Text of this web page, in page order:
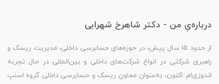
درباره‌یِ من - دکتر شاهرخ شهرابی
از حدود 15 سال پیش، در حوزه‌های حسابرسی داخلی، مدیریت ریسک و
راهبری شرکتی در انواع شرکت‌های داخلی و بین‌المللی در حال تجربه
اندوزی‌ام. اکنون، به‌عنوان معاونِ ریسک و حسابرسی داخلی گروه اسنپ